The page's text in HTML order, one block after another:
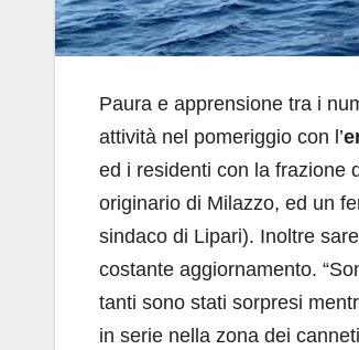
Paura e apprensione tra i
attività nel pomeriggio con l’
ed i residenti con la frazione
originario di Milazzo, ed un
sindaco di Lipari). Inoltre
costante aggiornamento.
tanti sono stati sorpresi
in serie nella zona dei